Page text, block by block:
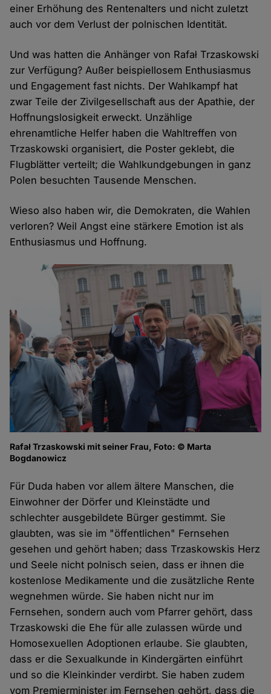
einer Erhöhung des Rentenalters und nicht zuletzt
auch vor dem Verlust der polnischen Identität.
Und was hatten die Anhänger von Rafał Trzaskowski
zur Verfügung? Außer beispiellosem Enthusiasmus
und Engagement fast nichts. Der Wahlkampf hat
zwar Teile der Zivilgesellschaft aus der Apathie, der
Hoffnungslosigkeit erweckt. Unzählige
ehrenamtliche Helfer haben die Wahltreffen von
Trzaskowski organisiert, die Poster geklebt, die
Flugblätter verteilt; die Wahlkundgebungen in ganz
Polen besuchten Tausende Menschen.
Wieso also haben wir, die Demokraten, die Wahlen
verloren? Weil Angst eine stärkere Emotion ist als
Enthusiasmus und Hoffnung.
Rafał Trzaskowski mit seiner Frau, Foto: © Marta
Bogdanowicz
Für Duda haben vor allem ältere Manschen, die
Einwohner der Dörfer und Kleinstädte und
schlechter ausgebildete Bürger gestimmt. Sie
glaubten, was sie im "öffentlichen" Fernsehen
gesehen und gehört haben; dass Trzaskowskis Herz
und Seele nicht polnisch seien, dass er ihnen die
kostenlose Medikamente und die zusätzliche Rente
wegnehmen würde. Sie haben nicht nur im
Fernsehen, sondern auch vom Pfarrer gehört, dass
Trzaskowski die Ehe für alle zulassen würde und
Homosexuellen Adoptionen erlaube. Sie glaubten,
dass er die Sexualkunde in Kindergärten einführt
und so die Kleinkinder verdirbt. Sie haben zudem
vom Premierminister im Fernsehen gehört, dass die